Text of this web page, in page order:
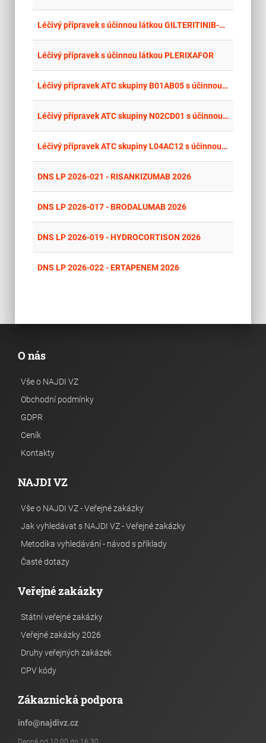
Léčivý přípravek s účinnou látkou GILTERITINIB-FUMARÁT
Léčivý přípravek s účinnou látkou PLERIXAFOR
Léčivý přípravek ATC skupiny B01AB05 s účinnou látkou ENOXAPARIN
Léčivý přípravek ATC skupiny N02CD01 s účinnou látkou ERENUMAB
Léčivý přípravek ATC skupiny L04AC12 s účinnou látkou BRODALUMAB
DNS LP 2026-021 - RISANKIZUMAB 2026
DNS LP 2026-017 - BRODALUMAB 2026
DNS LP 2026-019 - HYDROCORTISON 2026
DNS LP 2026-022 - ERTAPENEM 2026
O nás
Vše o NAJDI VZ
Obchodní podmínky
GDPR
Ceník
Kontakty
NAJDI VZ
Vše o NAJDI VZ - Veřejné zakázky
Jak vyhledávat s NAJDI VZ - Veřejné zakázky
Metodika vyhledávání - návod s příklady
Časté dotazy
Veřejné zakázky
Státní veřejné zakázky
Veřejné zakázky 2026
Druhy veřejných zakázek
CPV kódy
Zákaznická podpora
info@najdivz.cz